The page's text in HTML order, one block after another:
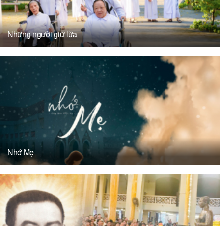
Những người giữ lửa
Nhớ Mẹ